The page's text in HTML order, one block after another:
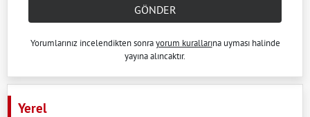
GÖNDER
Yorumlarınız incelendikten sonrayorum kurallarına uyması halinde
yayına alıncaktır.
Yerel